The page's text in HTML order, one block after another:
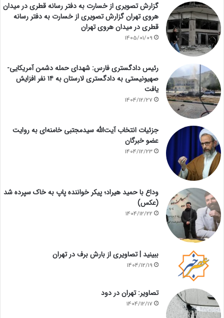
گزارش تصویری از خسارت به دفتر رسانه قطری در میدان
هروی تهران گزارش تصویری از خسارت به دفتر رسانه
قطری در میدان هروی تهران
1405/01/09
رئیس دادگستری فارس: شهدای حمله دشمن آمریکایی-
صهیونیستی به دادگستری لارستان به ۱۴ نفر افزایش
یافت
1404/12/27
جزئیات انتخاب آیت‌الله سیدمجتبی خامنه‌ای به روایت
عضو خبرگان
1404/12/23
وداع با حمید هیراد؛ پیکر خواننده پاپ به خاک سپرده شد
(عکس)
1404/12/22
ببینید | تصاویری از بارش برف در تهران
1404/12/19
تصاویر: تهران در دود
1404/12/17